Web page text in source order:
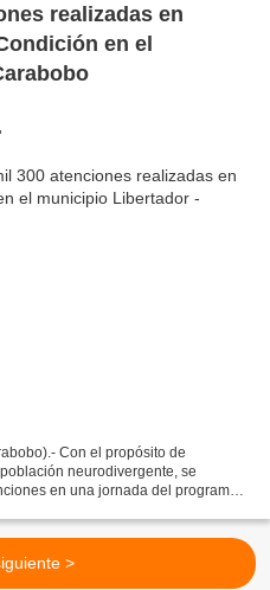
realizadas en
en el
Con el propósito de
neurodivergente, se
en una jornada del programa
>